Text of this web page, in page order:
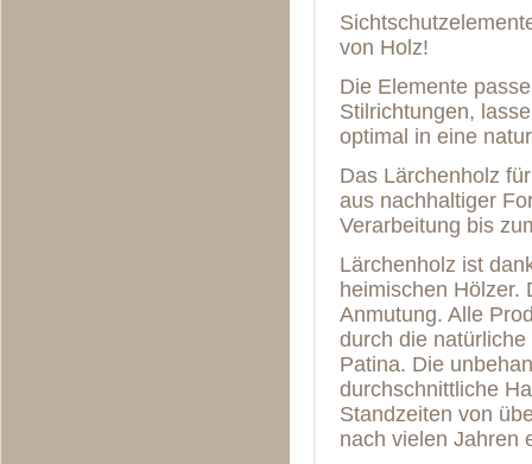
von Holz!
Die Elemente
Stilrichtungen,
optimal in eine
Das Lärchenholz
aus nachhaltiger
Verarbeitung bis
Lärchenholz ist
heimischen Hölzer.
Anmutung. Alle
durch die
Patina. Die
durchschnittliche
Standzeiten von
nach vielen Jahren